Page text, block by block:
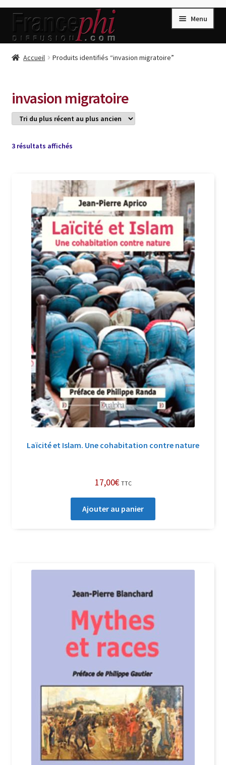
Aller
la
Aller
contenu
Menu
Accueil
Conditions de Vente
Connection
Listes d’Envies
Livres de Peter Randa
Livres de Philippe Randa
Login Customizer
Newsletter
Nous Contacter
Panier
Politique de confidentialité et cookies
Qui sommes-nous ?
Soutien à Philippe Randa
Suivi de la Commande
Accueil Produits identifiés “invasion migratoire”
invasion migratoire
3 résultats affichésTrié
récent
au
plus
ancien
Laïcité et Islam. Une cohabitation contre nature
17,00€ TTC
Ajouter au panier